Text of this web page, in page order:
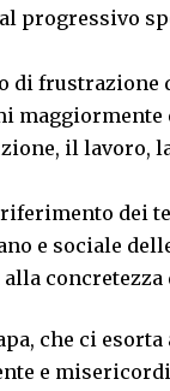
progressivo
di frustrazione
il lavoro,
riferimento dei
e sociale
concretezza
che ci
e